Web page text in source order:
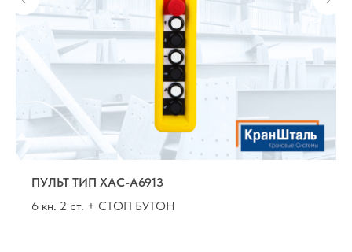
ПУЛЬТ ТИП XАС-A6913
6 кн. 2 ст. + СТОП БУТОН